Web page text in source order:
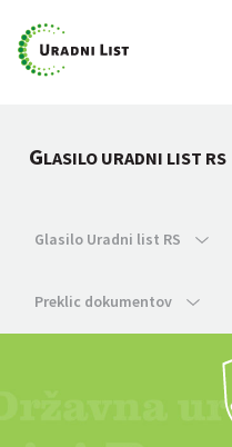
GLASILO URADNI LIST RS
Glasilo Uradni list RS
Preklic dokumentov